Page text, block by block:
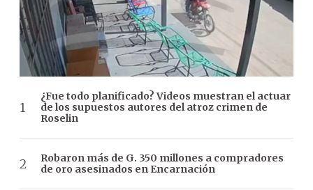
¿Fue todo planificado? Videos muestran el actuar
de los supuestos autores del atroz crimen de
Roselin
Robaron más de G. 350 millones a compradores
de oro asesinados en Encarnación